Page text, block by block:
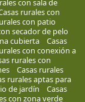
con sala de
rurales con
con patio
secador de pelo
cubierta
Casas
con conexión a
rurales con
Casas rurales
rurales aptas para
de jardín
Casas
con zona verde